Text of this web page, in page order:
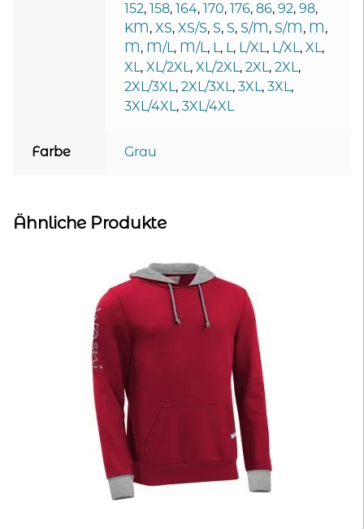
152, 158, 164, 170, 176, 86, 92, 98,
KM, XS, XS/S, S, S, S/M, S/M, M,
M, M/L, M/L, L, L, L/XL, L/XL, XL,
XL, XL/2XL, XL/2XL, 2XL, 2XL,
2XL/3XL, 2XL/3XL, 3XL, 3XL,
3XL/4XL, 3XL/4XL
Farbe Grau
Ähnliche Produkte